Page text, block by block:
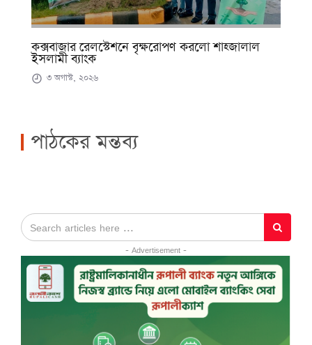
কক্সবাজার রেলস্টেশনে বৃক্ষরোপণ করলো শাহ্জালাল
ইসলামী ব্যাংক
৩ অগাস্ট, ২০২৬
পাঠকের মন্তব্য
- Advertisement -